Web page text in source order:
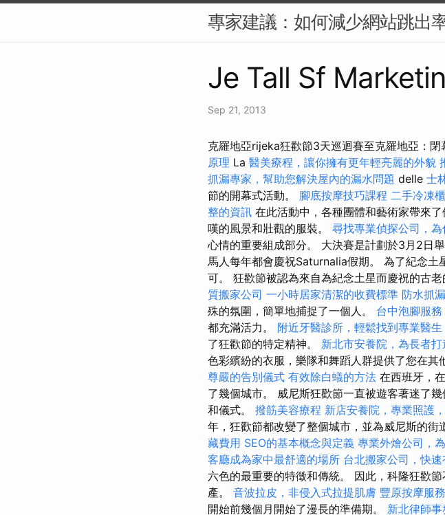
專家建議：如何減少網站跳出
Je Tall Sf
Sep 21, 2013
克羅地亞rijeka狂歡節3天巡迴賽至克羅地亞：
原理 La 醫美療程，讓你擁有更年輕亮麗的外貌
抓漏專家，幫助您解決屋內的漏水問題 delle 士
節的開幕式活動。 腳底按摩技巧課程 二手冷凍
整的資訊 在此活動中，各種團體和藝術家帶來
嘆的風景和壯觀的服裝。 尋找專業偵探公司，
心情的重要組成部分。 大決賽是計劃於3月2日
馬人每年都會慶祝Saturnalia假期。 為了紀念
可。 狂歡節被認為來自為紀念土星而慶祝的古老
質搬家公司 一小時居家清潔的收費標準 防水抓
殊的氛圍，簡單地捕捉了一個人。 台中泡腳服務
都充滿活力。 附近牙醫診所，輕鬆找到專業醫生
了狂歡節的特定精神。 新北市安養院，為長者
色彩繽紛的衣服，樂隊和舞蹈人群提供了您在其
尊嚴的告別儀式 有效除白蟻的方法 在西班牙，
了幾個城市。 威尼斯狂歡節一直被遊客著迷了
和儀式。 撥筋美容療程 新店安養院，專業照護
年，狂歡節都改變了整個城市，並為威尼斯的街
藏費用 SEO的基本概念與定義 專業外燴公司，
客廳成為家中最舒適的場所 台北搬家公司，快
六色的最重要的特徵和傳統。 因此，科隆狂歡
產。 音波拉皮，非侵入式拉提肌膚 豐原按摩服
開始前幾個月開始了漫長的準備期。 新北律師